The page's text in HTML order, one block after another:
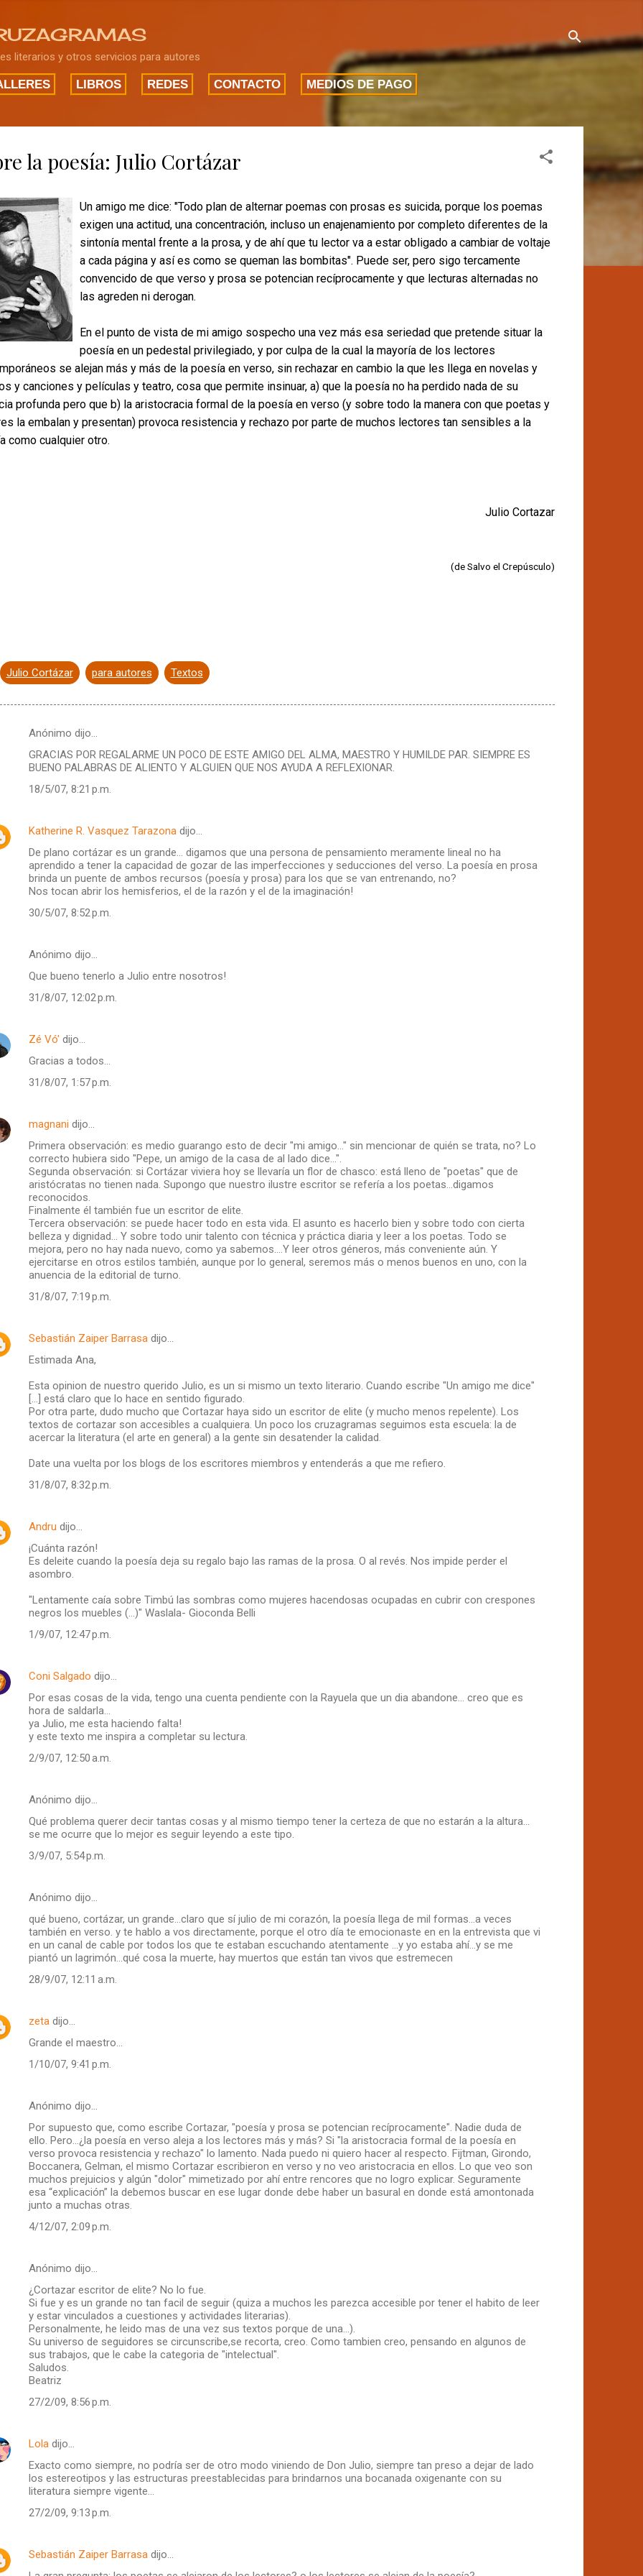
literarios y otros servicios para autores
LIBROS REDES CONTACTO MEDIOS DE PAGO
la poesía: Julio Cortázar
Un amigo me dice: "Todo plan de alternar poemas con prosas es suicida, porque los poemas
exigen una actitud, una concentración, incluso un enajenamiento por completo diferentes de la
sintonía mental frente a la prosa, y de ahí que tu lector va a estar obligado a cambiar de voltaje
a cada página y así es como se queman las bombitas". Puede ser, pero sigo tercamente
convencido de que verso y prosa se potencian recíprocamente y que lecturas alternadas no
las agreden ni derogan.
En el punto de vista de mi amigo sospecho una vez más esa seriedad que pretende situar la
poesía en un pedestal privilegiado, y por culpa de la cual la mayoría de los lectores
se alejan más y más de la poesía en verso, sin rechazar en cambio la que les llega en novelas y
y canciones y películas y teatro, cosa que permite insinuar, a) que la poesía no ha perdido nada de su
profunda pero que b) la aristocracia formal de la poesía en verso (y sobre todo la manera con que poetas y
la embalan y presentan) provoca resistencia y rechazo por parte de muchos lectores tan sensibles a la
como cualquier otro.
Julio Cortazar
(de Salvo el Crepúsculo)
Julio Cortázar para autores Textos
Anónimo dijo…
GRACIAS POR REGALARME UN POCO DE ESTE AMIGO DEL ALMA, MAESTRO Y HUMILDE PAR. SIEMPRE ES
BUENO PALABRAS DE ALIENTO Y ALGUIEN QUE NOS AYUDA A REFLEXIONAR.
18/5/07, 8:21 p.m.
Katherine R. Vasquez Tarazonadijo…
De plano cortázar es un grande... digamos que una persona de pensamiento meramente lineal no ha
aprendido a tener la capacidad de gozar de las imperfecciones y seducciones del verso. La poesía en prosa
brinda un puente de ambos recursos (poesía y prosa) para los que se van entrenando, no?
Nos tocan abrir los hemisferios, el de la razón y el de la imaginación!
30/5/07, 8:52 p.m.
Anónimo dijo…
Que bueno tenerlo a Julio entre nosotros!
31/8/07, 12:02 p.m.
Zé Vó' dijo…
Gracias a todos...
31/8/07, 1:57 p.m.
magnani dijo…
Primera observación: es medio guarango esto de decir "mi amigo..." sin mencionar de quién se trata, no? Lo
correcto hubiera sido "Pepe, un amigo de la casa de al lado dice...".
Segunda observación: si Cortázar viviera hoy se llevaría un flor de chasco: está lleno de "poetas" que de
aristócratas no tienen nada. Supongo que nuestro ilustre escritor se refería a los poetas...digamos
reconocidos.
Finalmente él también fue un escritor de elite.
Tercera observación: se puede hacer todo en esta vida. El asunto es hacerlo bien y sobre todo con cierta
belleza y dignidad... Y sobre todo unir talento con técnica y práctica diaria y leer a los poetas. Todo se
mejora, pero no hay nada nuevo, como ya sabemos....Y leer otros géneros, más conveniente aún. Y
ejercitarse en otros estilos también, aunque por lo general, seremos más o menos buenos en uno, con la
anuencia de la editorial de turno.
31/8/07, 7:19 p.m.
Sebastián Zaiper Barrasadijo…
Estimada Ana,
Esta opinion de nuestro querido Julio, es un si mismo un texto literario. Cuando escribe "Un amigo me dice"
[...] está claro que lo hace en sentido figurado.
Por otra parte, dudo mucho que Cortazar haya sido un escritor de elite (y mucho menos repelente). Los
textos de cortazar son accesibles a cualquiera. Un poco los cruzagramas seguimos esta escuela: la de
acercar la literatura (el arte en general) a la gente sin desatender la calidad.
Date una vuelta por los blogs de los escritores miembros y entenderás a que me refiero.
31/8/07, 8:32 p.m.
Andru dijo…
¡Cuánta razón!
Es deleite cuando la poesía deja su regalo bajo las ramas de la prosa. O al revés. Nos impide perder el
asombro.
"Lentamente caía sobre Timbú las sombras como mujeres hacendosas ocupadas en cubrir con crespones
negros los muebles (...)" Waslala- Gioconda Belli
1/9/07, 12:47 p.m.
Coni Salgado dijo…
Por esas cosas de la vida, tengo una cuenta pendiente con la Rayuela que un dia abandone... creo que es
hora de saldarla...
ya Julio, me esta haciendo falta!
y este texto me inspira a completar su lectura.
2/9/07, 12:50 a.m.
Anónimo dijo…
Qué problema querer decir tantas cosas y al mismo tiempo tener la certeza de que no estarán a la altura...
se me ocurre que lo mejor es seguir leyendo a este tipo.
3/9/07, 5:54 p.m.
Anónimo dijo…
qué bueno, cortázar, un grande...claro que sí julio de mi corazón, la poesía llega de mil formas...a veces
también en verso. y te hablo a vos directamente, porque el otro día te emocionaste en en la entrevista que vi
en un canal de cable por todos los que te estaban escuchando atentamente ...y yo estaba ahí...y se me
piantó un lagrimón...qué cosa la muerte, hay muertos que están tan vivos que estremecen
28/9/07, 12:11 a.m.
zetadijo…
Grande el maestro...
1/10/07, 9:41 p.m.
Anónimo dijo…
Por supuesto que, como escribe Cortazar, "poesía y prosa se potencian recíprocamente". Nadie duda de
ello. Pero…¿la poesía en verso aleja a los lectores más y más? Si "la aristocracia formal de la poesía en
verso provoca resistencia y rechazo" lo lamento. Nada puedo ni quiero hacer al respecto. Fijtman, Girondo,
Boccanera, Gelman, el mismo Cortazar escribieron en verso y no veo aristocracia en ellos. Lo que veo son
muchos prejuicios y algún "dolor" mimetizado por ahí entre rencores que no logro explicar. Seguramente
esa “explicación” la debemos buscar en ese lugar donde debe haber un basural en donde está amontonada
junto a muchas otras.
4/12/07, 2:09 p.m.
Anónimo dijo…
¿Cortazar escritor de elite? No lo fue.
Si fue y es un grande no tan facil de seguir (quiza a muchos les parezca accesible por tener el habito de leer
y estar vinculados a cuestiones y actividades literarias).
Personalmente, he leido mas de una vez sus textos porque de una...).
Su universo de seguidores se circunscribe,se recorta, creo. Como tambien creo, pensando en algunos de
sus trabajos, que le cabe la categoria de "intelectual".
Saludos.
Beatriz
27/2/09, 8:56 p.m.
Loladijo…
Exacto como siempre, no podría ser de otro modo viniendo de Don Julio, siempre tan preso a dejar de lado
los estereotipos y las estructuras preestablecidas para brindarnos una bocanada oxigenante con su
literatura siempre vigente...
27/2/09, 9:13 p.m.
Sebastián Zaiper Barrasadijo…